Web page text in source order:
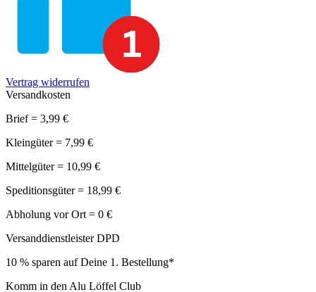
Vertrag widerrufen
Versandkosten
Brief = 3,99 €
Kleingüter = 7,99 €
Mittelgüter = 10,99 €
Speditionsgüter = 18,99 €
Abholung vor Ort = 0 €
Versanddienstleister DPD
10 % sparen auf Deine 1. Bestellung*
Komm in den Alu Löffel Club